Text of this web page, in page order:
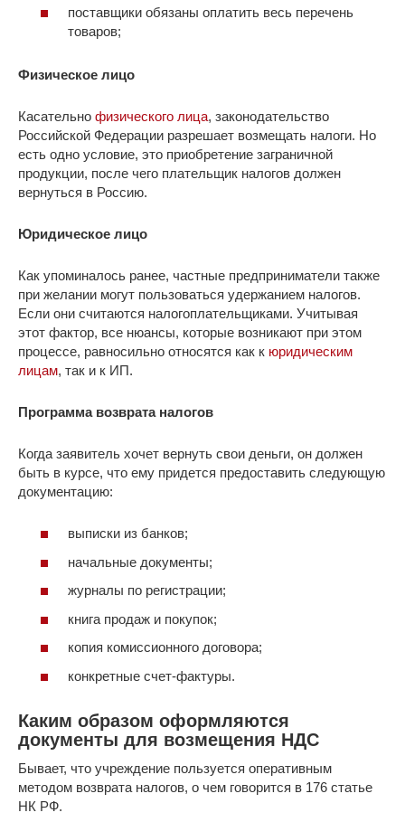
поставщики обязаны оплатить весь перечень
товаров;
Физическое лицо
Касательно физического лица, законодательство
Российской Федерации разрешает возмещать налоги. Но
есть одно условие, это приобретение заграничной
продукции, после чего плательщик налогов должен
вернуться в Россию.
Юридическое лицо
Как упоминалось ранее, частные предприниматели также
при желании могут пользоваться удержанием налогов.
Если они считаются налогоплательщиками. Учитывая
этот фактор, все нюансы, которые возникают при этом
процессе, равносильно относятся как к юридическим
лицам, так и к ИП.
Программа возврата налогов
Когда заявитель хочет вернуть свои деньги, он должен
быть в курсе, что ему придется предоставить следующую
документацию:
выписки из банков;
начальные документы;
журналы по регистрации;
книга продаж и покупок;
копия комиссионного договора;
конкретные счет-фактуры.
Каким образом оформляются
документы для возмещения НДС
Бывает, что учреждение пользуется оперативным
методом возврата налогов, о чем говорится в 176 статье
НК РФ.